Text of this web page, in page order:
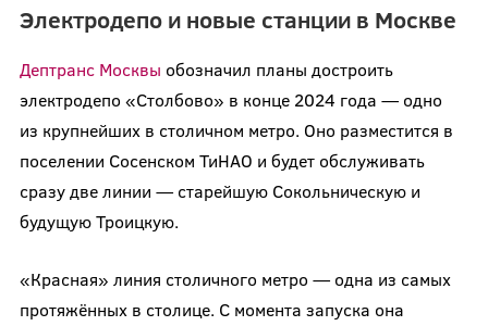
Электродепо и новые станции в Москве
Дептранс Москвы обозначил планы достроить
электродепо «Столбово» в конце 2024 года — одно
из крупнейших в столичном метро. Оно разместится в
поселении Сосенском ТиНАО и будет обслуживать
сразу две линии — старейшую Сокольническую и
будущую Троицкую.
«Красная» линия столичного метро — одна из самых
протяжённых в столице. С момента запуска она